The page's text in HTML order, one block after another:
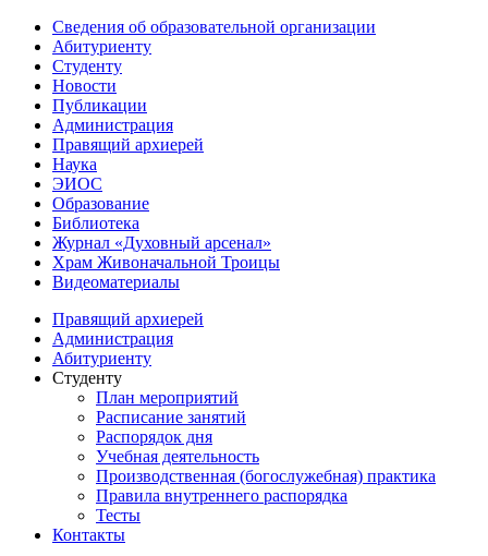
Сведения об образовательной организации
Абитуриенту
Студенту
Новости
Публикации
Администрация
Правящий архиерей
Наука
ЭИОС
Образование
Библиотека
Журнал «Духовный арсенал»
Храм Живоначальной Троицы
Видеоматериалы
Правящий архиерей
Администрация
Абитуриенту
Студенту
План мероприятий
Расписание занятий
Распорядок дня
Учебная деятельность
Производственная (богослужебная) практика
Правила внутреннего распорядка
Тесты
Контакты